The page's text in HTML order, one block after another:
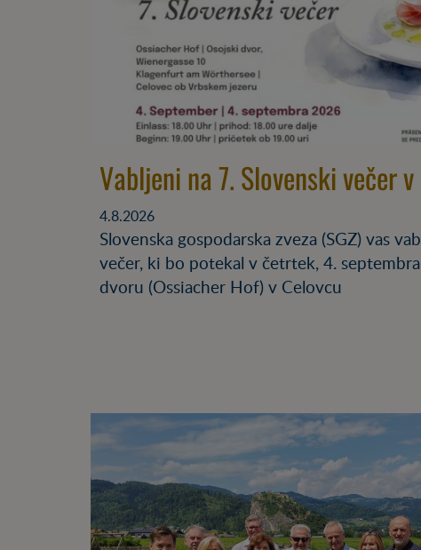
Vabljeni na 7. Slovenski večer
4.8.2026
Slovenska gospodarska zveza (SGZ) vas
večer, ki bo potekal v četrtek, 4.
dvoru (Ossiacher Hof) v Celovcu